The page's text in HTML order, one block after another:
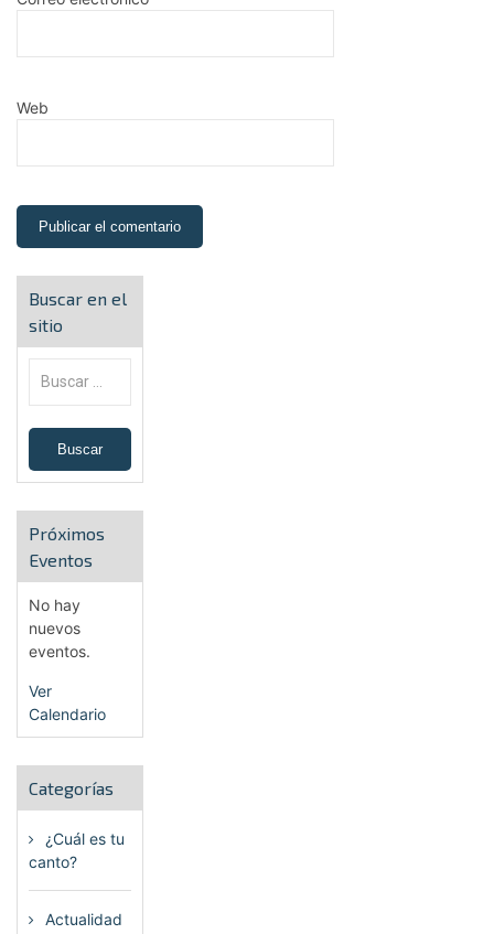
Web
Buscar en el
sitio
Próximos
Eventos
No hay
nuevos
eventos.
Ver
Calendario
Categorías
¿Cuál es tu
canto?
Actualidad